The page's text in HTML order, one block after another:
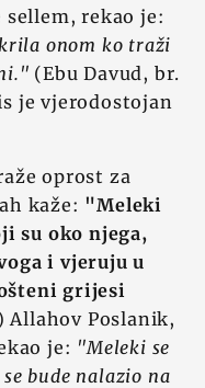
rekao je:
onom ko traži
(Ebu Davud, br.
je vjerodostojan
oprost za
kaže: "Meleki
su oko njega,
i vjeruju u
grijesi
Poslanik,
je: "Meleki se
bude nalazio na